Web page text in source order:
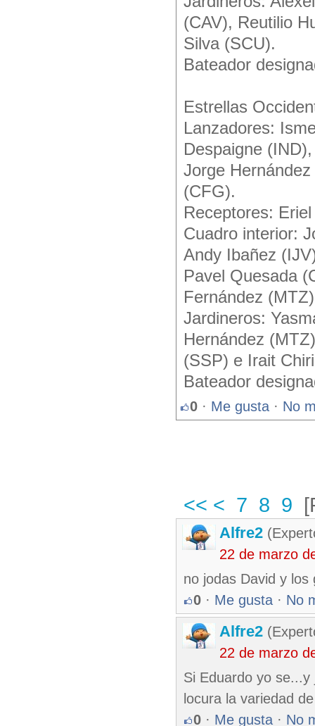
(CAV), Reutilio
Silva (SCU).
Bateador
Estrellas
Lanzadores:
Despaigne
Jorge
(CFG).
Receptores:
Cuadro interior:
Andy Ibañez
Pavel Quesada
Fernández
Jardineros:
Hernández
(SSP) e Irait
Bateador
0 · Me gusta · No
<< < 7 8 9
Alfre2
22 de marzo
no jodas David y los
0 · Me gusta · No
Alfre2
22 de marzo
Si Eduardo yo
locura la variedad
0 · Me gusta · No